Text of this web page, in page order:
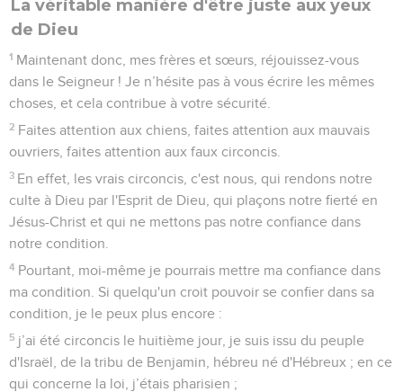
La véritable manière d'être juste aux yeux
de Dieu
1 Maintenant donc, mes frères et sœurs, réjouissez-vous
dans le Seigneur ! Je n’hésite pas à vous écrire les mêmes
choses, et cela contribue à votre sécurité.
2 Faites attention aux chiens, faites attention aux mauvais
ouvriers, faites attention aux faux circoncis.
3 En effet, les vrais circoncis, c'est nous, qui rendons notre
culte à Dieu par l'Esprit de Dieu, qui plaçons notre fierté en
Jésus-Christ et qui ne mettons pas notre confiance dans
notre condition.
4 Pourtant, moi-même je pourrais mettre ma confiance dans
ma condition. Si quelqu'un croit pouvoir se confier dans sa
condition, je le peux plus encore :
5 j’ai été circoncis le huitième jour, je suis issu du peuple
d'Israël, de la tribu de Benjamin, hébreu né d'Hébreux ; en ce
qui concerne la loi, j’étais pharisien ;